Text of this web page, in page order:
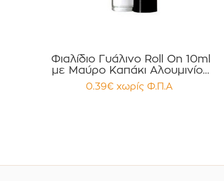
Φιαλίδιο Γυάλινο Roll On 10ml
με Μαύρο Καπάκι Αλουμινίου
συσκευασία 12 τεμαχίων
0.39€ χωρίς Φ.Π.Α